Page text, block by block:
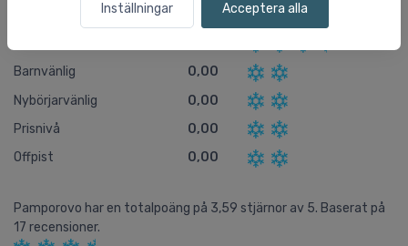
Inställningar Acceptera alla
Barnvänlig
0,00
Nybörjarvänlig
0,00
Prisnivå
0,00
Offpist
0,00
Pamporovo har en totalpoäng på 3,59 stjärnor av 5. Baserat på
17 recensioner.